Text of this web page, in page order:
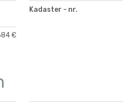
Kadaster - nr.
€